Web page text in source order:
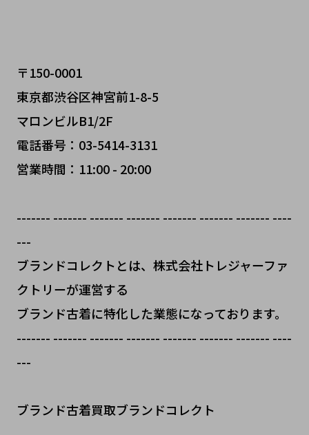
〒150-0001
東京都渋谷区神宮前1-8-5
マロンビルB1/2F
電話番号：03-5414-3131
営業時間：11:00 - 20:00
------- ------- ------- ------- ------- ------- ------- ----
---
ブランドコレクトとは、株式会社トレジャーファ
クトリーが運営する
ブランド古着に特化した業態になっております。
------- ------- ------- ------- ------- ------- ------- ----
---
ブランド古着買取ブランドコレクト